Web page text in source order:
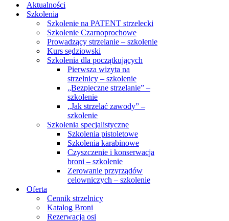
Aktualności
Szkolenia
Szkolenie na PATENT strzelecki
Szkolenie Czarnoprochowe
Prowadzący strzelanie – szkolenie
Kurs sędziowski
Szkolenia dla początkujących
Pierwsza wizyta na
strzelnicy – szkolenie
„Bezpieczne strzelanie” –
szkolenie
„Jak strzelać zawody” –
szkolenie
Szkolenia specjalistyczne
Szkolenia pistoletowe
Szkolenia karabinowe
Czyszczenie i konserwacja
broni – szkolenie
Zerowanie przyrządów
celowniczych – szkolenie
Oferta
Cennik strzelnicy
Katalog Broni
Rezerwacja osi